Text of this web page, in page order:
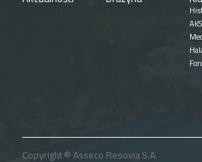
Copyright © Asseco Resovia S.A.